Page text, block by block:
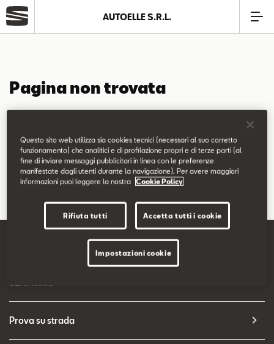
Modelli
Service
SEAT Usato Certificato
Configuratore
AUTOELLE S.R.L.
Pagina non trovata
Puoi continuare a esplorare il sito usando il menù di navigazione
qui sopra.
Prova su strada
Questo sito web utilizza sia cookies tecnici (necessari al suo corretto
funzionamento) che analitici e di profilazione propri e di terze parti (al
fine di inviare messaggi pubblicitari in linea con le preferenze
manifestate dagli utenti durante la navigazione). Per avere maggiori
informazioni puoi leggere la nostra
Cookie Policy
Rifiuta tutti Accetta tutti i cookie
Impostazioni cookie